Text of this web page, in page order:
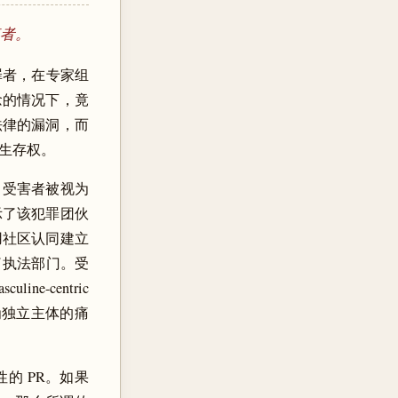
。
，在专家组
情况下，竟
的漏洞，而
权。
害者被视为
该犯罪团伙
区认同建立
法部门。受
centric
立主体的痛
的 PR。如果